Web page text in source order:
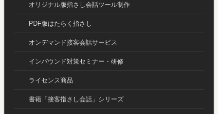
オリジナル版指さし会話ツール制作
PDF版はたらく指さし
オンデマンド接客会話サービス
インバウンド対策セミナー・研修
ライセンス商品
書籍「接客指さし会話」シリーズ